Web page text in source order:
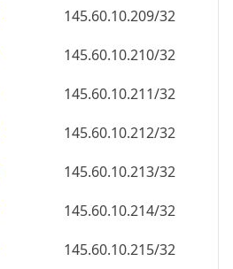
145.60.10.209/32
145.60.10.210/32
145.60.10.211/32
145.60.10.212/32
145.60.10.213/32
145.60.10.214/32
145.60.10.215/32